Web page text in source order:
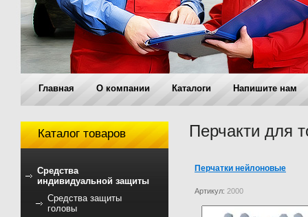
Главная O компании Каталоги Напишите нам
Каталог товаров
Средства
индивидуальной защиты
Средства защиты
головы
Перчакти для
Перчатки нейлоновые
Артикул: 2000